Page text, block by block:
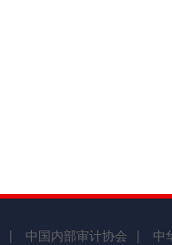
| 中国内部审计协会 | 中